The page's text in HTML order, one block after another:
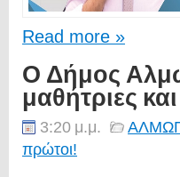
Read more »
Ο Δήμος
μαθήτριες
3:20 μ.μ.
πρώτοι!